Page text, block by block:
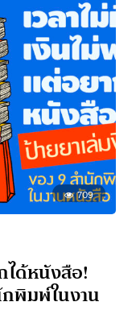
709
ได้หนังสือ!
พิมพ์ในงาน